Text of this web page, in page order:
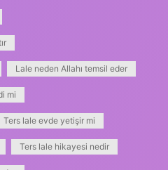
Lale neden Allahı temsil eder
mi
Ters lale evde yetişir mi
Ters lale hikayesi nedir